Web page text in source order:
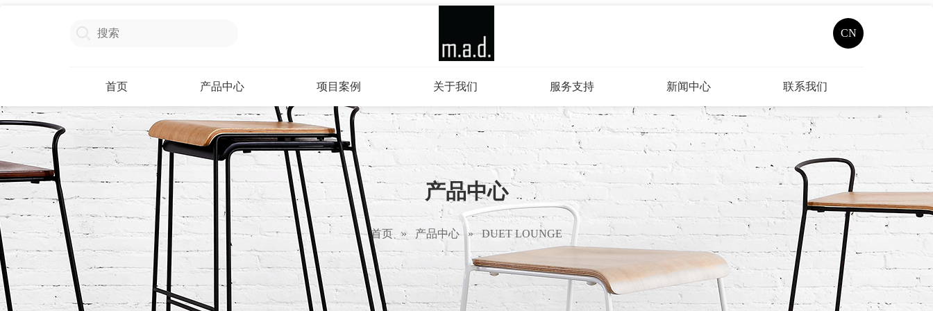
CN
首页 产品中心 项目案例 关于我们 服务支持 新闻中心 联系我们
产品中心
首页 » 产品中心 » DUET LOUNGE